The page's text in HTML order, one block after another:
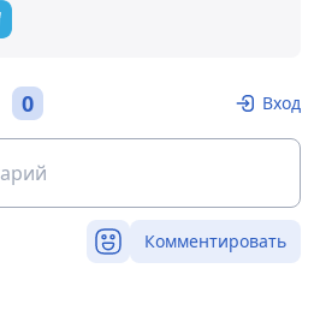
0 Вход
Комментировать